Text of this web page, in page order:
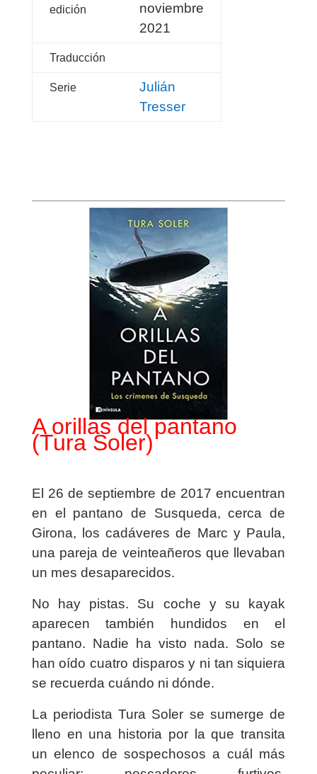
edición
noviembre
2021
Traducción
Serie
Julián
Tresser
A orillas del pantano
(Tura Soler)
El 26 de septiembre de 2017 encuentran
en el pantano de Susqueda, cerca de
Girona, los cadáveres de Marc y Paula,
una pareja de veinteañeros que llevaban
un mes desaparecidos.
No hay pistas. Su coche y su kayak
aparecen también hundidos en el
pantano. Nadie ha visto nada. Solo se
han oído cuatro disparos y ni tan siquiera
se recuerda cuándo ni dónde.
La periodista Tura Soler se sumerge de
lleno en una historia por la que transita
un elenco de sospechosos a cuál más